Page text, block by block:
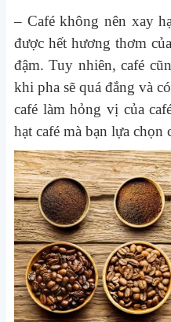
– Café không nên xay
được hết hương thơm
đậm. Tuy nhiên, café
khi pha sẽ quá đắng và
café làm hỏng vị của
hạt café mà bạn lựa